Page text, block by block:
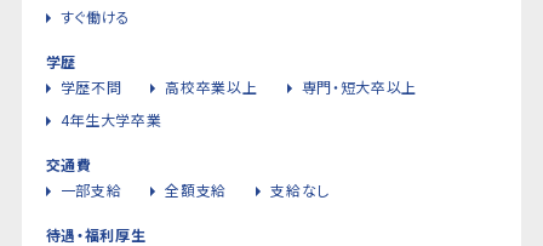
すぐ働ける
学歴
学歴不問
高校卒業以上
専門・短大卒以上
4年生大学卒業
交通費
一部支給
全額支給 支給なし
待遇・福利厚生